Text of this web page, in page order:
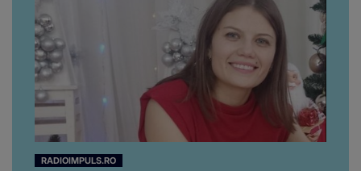
RADIOIMPULS.RO